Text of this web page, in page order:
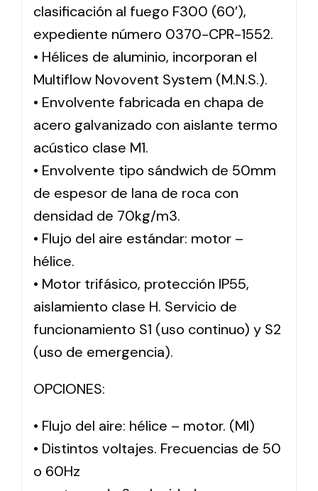
clasificación al fuego F300 (60′),
expediente número 0370-CPR-1552.
• Hélices de aluminio, incorporan el
Multiflow Novovent System (M.N.S.).
• Envolvente fabricada en chapa de
acero galvanizado con aislante termo
acústico clase M1.
• Envolvente tipo sándwich de 50mm
de espesor de lana de roca con
densidad de 70kg/m3.
• Flujo del aire estándar: motor –
hélice.
• Motor trifásico, protección IP55,
aislamiento clase H. Servicio de
funcionamiento S1 (uso continuo) y S2
(uso de emergencia).
OPCIONES:
• Flujo del aire: hélice – motor. (MI)
• Distintos voltajes. Frecuencias de 50
o 60Hz